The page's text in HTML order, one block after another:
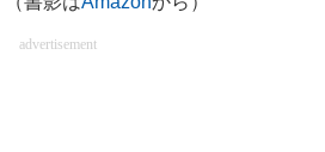
advertisement